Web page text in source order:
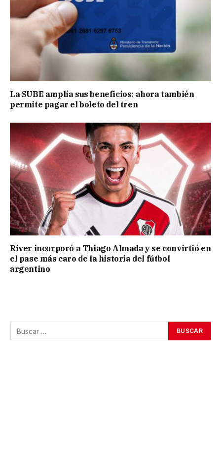
La SUBE amplía sus beneficios: ahora también
permite pagar el boleto del tren
River incorporó a Thiago Almada y se convirtió en
el pase más caro de la historia del fútbol
argentino